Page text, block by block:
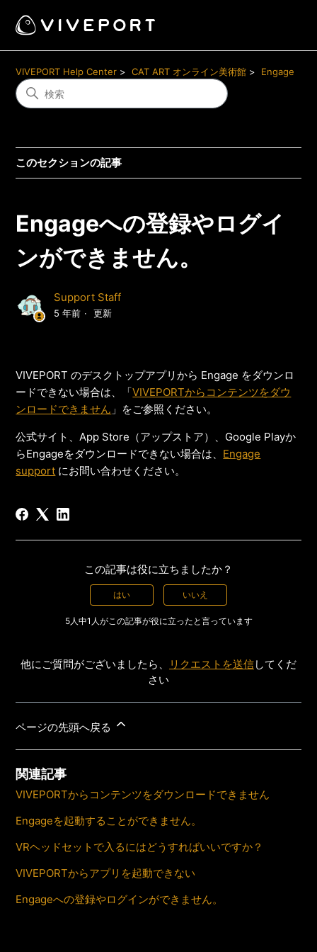
VIVEPORT Help Center CAT ART オンライン美術館 Engage
このセクションの記事
Engageへの登録やログイ
ンができません。
Support Staff
5 年前 更新
VIVEPORT のデスクトップアプリから Engage をダウンロ
ードできない場合は、「VIVEPORTからコンテンツをダウ
ンロードできません 」をご参照ください。
公式サイト、App Store（アップストア）、Google Playか
らEngageをダウンロードできない場合は、 Engage
support にお問い合わせください。
この記事は役に立ちましたか？
はい いいえ
5人中1人がこの記事が役に立ったと言っています
他にご質問がございましたら、 リクエストを送信してくだ
さい
ページの先頭へ戻る
関連記事
VIVEPORTからコンテンツをダウンロードできません
Engageを起動することができません。
VRヘッドセットで入るにはどうすればいいですか？
VIVEPORTからアプリを起動できない
Engageへの登録やログインができません。